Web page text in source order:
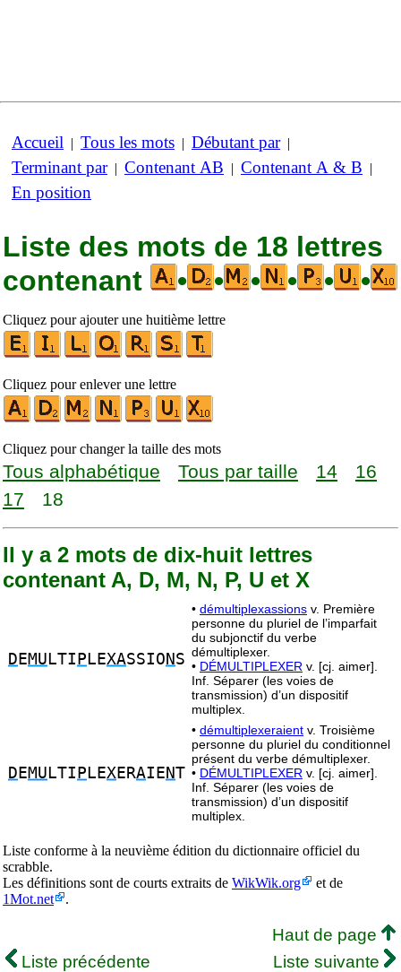
Accueil | Tous les mots | Débutant par|
Terminant par| Contenant AB | Contenant A & B |
En position
Liste des mots de 18 lettres
contenant
• • • • • •
Cliquez pour ajouter une huitième lettre
Cliquez pour enlever une lettre
Cliquez pour changer la taille des mots
Tous alphabétique Tous par taille 14
16
17
18
Il y a 2 mots de dix-huit lettres
contenant A, D, M, N, P, U et X
D EMU LTI P LEXASSIO N S
• démultiplexassions v. Première
personne du pluriel de l’imparfait
du subjonctif du verbe
démultiplexer.
• DÉMULTIPLEXER v. [cj. aimer].
Inf. Séparer (les voies de
transmission) d’un dispositif
multiplex.
D EMU LTI P LEXERAIE NT
• démultiplexeraient v. Troisième
personne du pluriel du conditionnel
présent du verbe démultiplexer.
• DÉMULTIPLEXER v. [cj. aimer].
Inf. Séparer (les voies de
transmission) d’un dispositif
multiplex.
Liste conforme à la neuvième édition du dictionnaire officiel du
scrabble.
Les définitions sont de courts extraits de WikWik.org
et de
1Mot.net
.
Haut de page
Liste précédente
Liste suivante